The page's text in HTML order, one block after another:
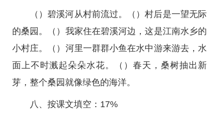
（）碧溪河从村前流过。（）村后是一望无际
的桑园。（）我家住在碧溪河边，这是江南水乡的
小村庄。（）河里一群群小鱼在水中游来游去，水
面上不时溅起朵朵水花。（）春天，桑树抽出新
芽，整个桑园就像绿色的海洋。
八、按课文填空：17%